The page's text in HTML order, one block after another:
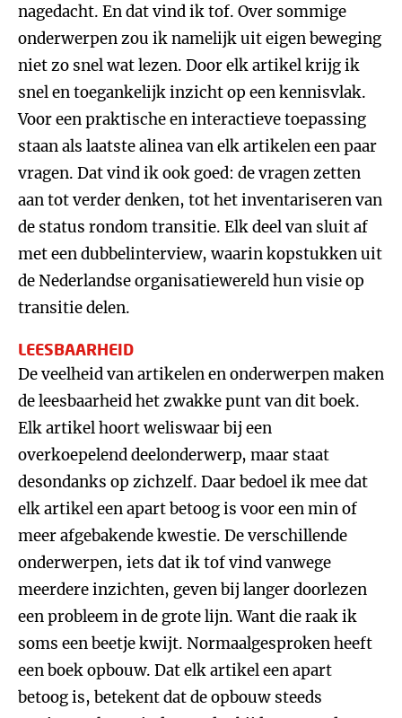
nagedacht. En dat vind ik tof. Over sommige
onderwerpen zou ik namelijk uit eigen beweging
niet zo snel wat lezen. Door elk artikel krijg ik
snel en toegankelijk inzicht op een kennisvlak.
Voor een praktische en interactieve toepassing
staan als laatste alinea van elk artikelen een paar
vragen. Dat vind ik ook goed: de vragen zetten
aan tot verder denken, tot het inventariseren van
de status rondom transitie. Elk deel van sluit af
met een dubbelinterview, waarin kopstukken uit
de Nederlandse organisatiewereld hun visie op
transitie delen.
LEESBAARHEID
De veelheid van artikelen en onderwerpen maken
de leesbaarheid het zwakke punt van dit boek.
Elk artikel hoort weliswaar bij een
overkoepelend deelonderwerp, maar staat
desondanks op zichzelf. Daar bedoel ik mee dat
elk artikel een apart betoog is voor een min of
meer afgebakende kwestie. De verschillende
onderwerpen, iets dat ik tof vind vanwege
meerdere inzichten, geven bij langer doorlezen
een probleem in de grote lijn. Want die raak ik
soms een beetje kwijt. Normaalgesproken heeft
een boek opbouw. Dat elk artikel een apart
betoog is, betekent dat de opbouw steeds